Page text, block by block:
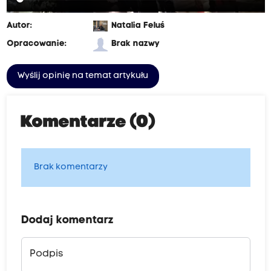
Autor:
Natalia Feluś
Opracowanie:
Brak nazwy
Wyślij opinię na temat artykułu
Komentarze (0)
Brak komentarzy
Dodaj komentarz
Podpis